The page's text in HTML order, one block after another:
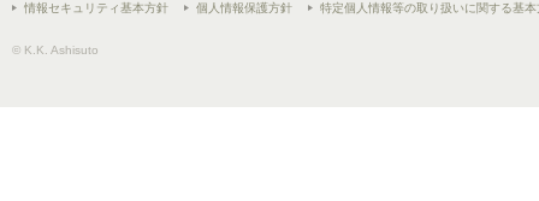
情報セキュリティ基本方針 個人情報保護方針 特定個人情報等の取り扱いに関する基本
© K.K. Ashisuto